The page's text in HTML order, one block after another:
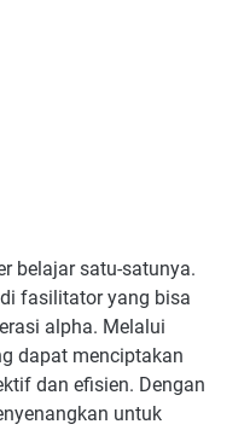
belajar satu-satunya.
fasilitator yang bisa
alpha. Melalui
dapat menciptakan
dan efisien. Dengan
untuk